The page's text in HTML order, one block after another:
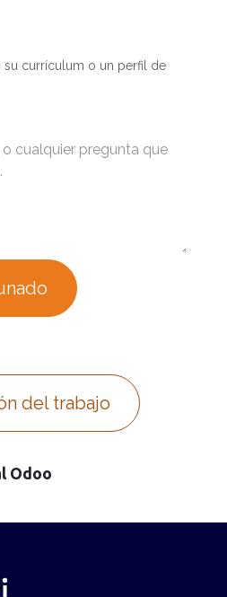
su currículum o un perfil de
del trabajo
Odoo